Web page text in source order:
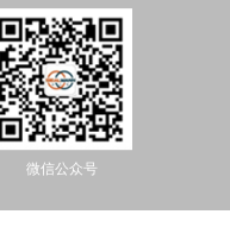
微信公众号